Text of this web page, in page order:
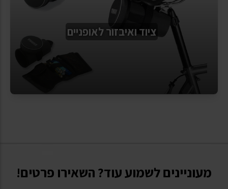
ציוד ואיבזור לאופניים
מעוניינים לשמוע עוד? השאירו פרטים!